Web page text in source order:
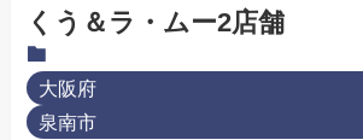
くう＆ラ・ムー2店舗
大阪府
泉南市